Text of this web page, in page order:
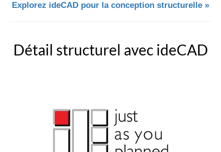
Explorez ideCAD pour la conception structurelle »
Détail structurel avec ideCAD